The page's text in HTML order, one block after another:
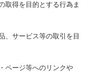
取得を目的とする行為ま
、サービス等の取引を目
ページ等へのリンクや